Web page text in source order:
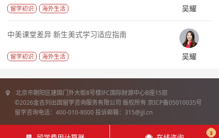
留学初识 海外生活 吴耀
中美课堂差异 新生美式学习适应指南
留学初识 海外生活 吴耀
北京市朝阳区建国门外大街8号楼IFC国际财源中心B座15层
©2026金吉列出国留学咨询服务有限公司 版权所有 京ICP备05010035号
留学咨询电话：400-010-8000 投诉邮箱：315@jjl.cn
3